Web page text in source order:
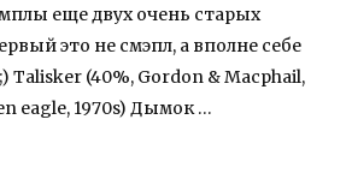
еще двух очень старых
это не смэпл, а вполне себе
Talisker (40%, Gordon & Macphail,
eagle, 1970s) Дымок …